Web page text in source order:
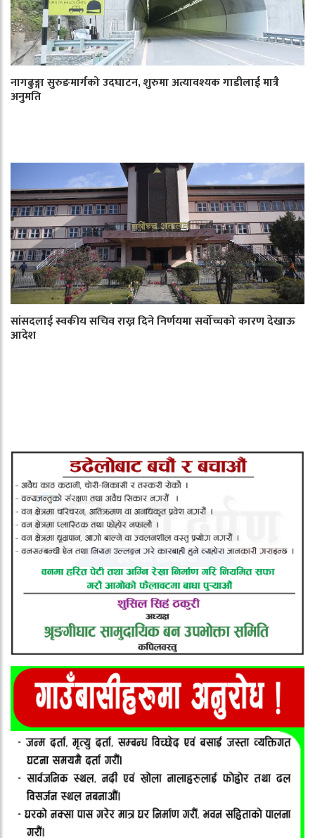
नागढुङ्गा सुरुङमार्गको उदघाटन, शुरुमा अत्यावश्यक गाडीलाई मात्रै
अनुमति
सांसदलाई स्वकीय सचिव राख्न दिने निर्णयमा सर्वोच्चको कारण देखाऊ
आदेश